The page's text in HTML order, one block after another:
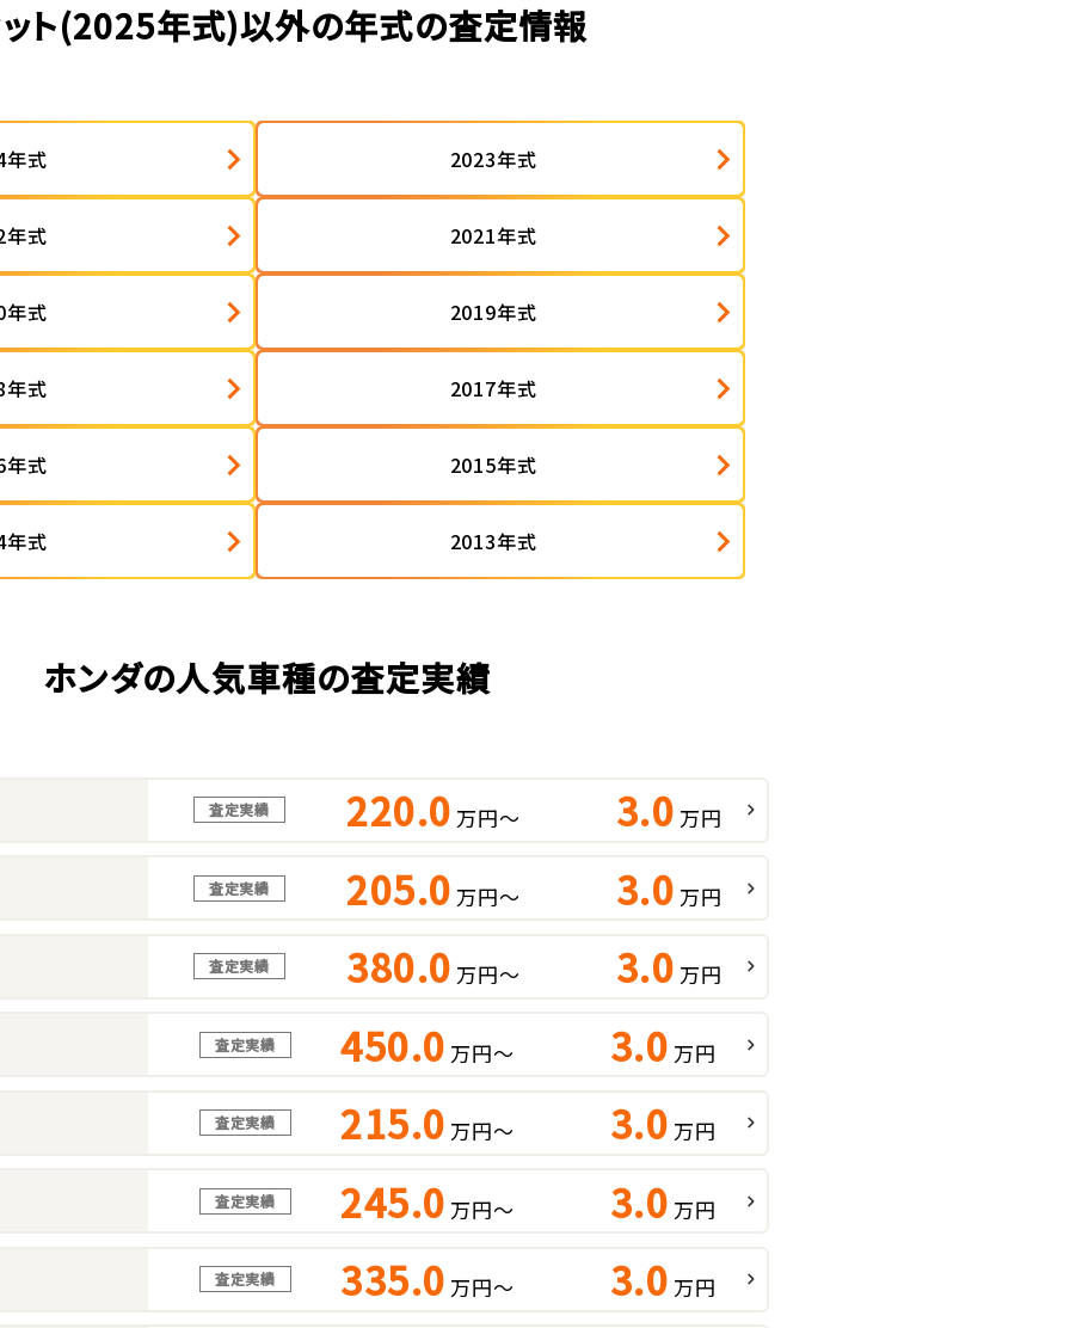
ット(2025年式)以外の年式の査定情報
年式 2023年式
年式 2021年式
年式 2019年式
年式 2017年式
年式 2015年式
年式 2013年式
ホンダの人気車種の査定実績
査定実績 220.0 万円～ 3.0 万円
査定実績 205.0 万円～ 3.0 万円
査定実績 380.0 万円～ 3.0 万円
査定実績 450.0 万円～ 3.0 万円
査定実績 215.0 万円～ 3.0 万円
査定実績 245.0 万円～ 3.0 万円
査定実績 335.0 万円～ 3.0 万円